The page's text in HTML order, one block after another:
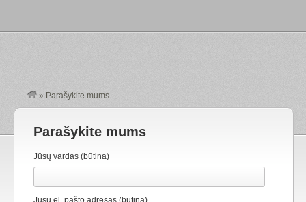
» Parašykite mums
Parašykite mums
Jūsų vardas (būtina)
Jūsų el. pašto adresas (būtina)